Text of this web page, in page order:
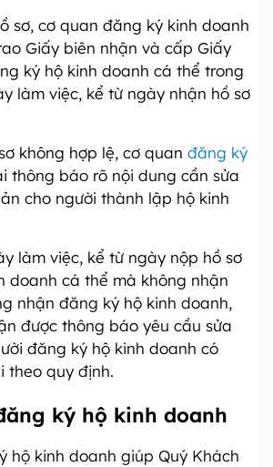
sơ, cơ quan đăng ký kinh doanh
Giấy biên nhận và cấp Giấy
ký hộ kinh doanh cá thể trong
làm việc, kể từ ngày nhận hồ sơ
không hợp lệ, cơ quan đăng ký
thông báo rõ nội dung cần sửa
cho người thành lập hộ kinh
làm việc, kể từ ngày nộp hồ sơ
doanh cá thể mà không nhận
nhận đăng ký hộ kinh doanh,
được thông báo yêu cầu sửa
đăng ký hộ kinh doanh có
theo quy định.
ký hộ kinh doanh
hộ kinh doanh giúp Quý Khách